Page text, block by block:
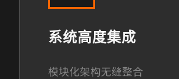
系统高度集成
模块化架构无缝整合